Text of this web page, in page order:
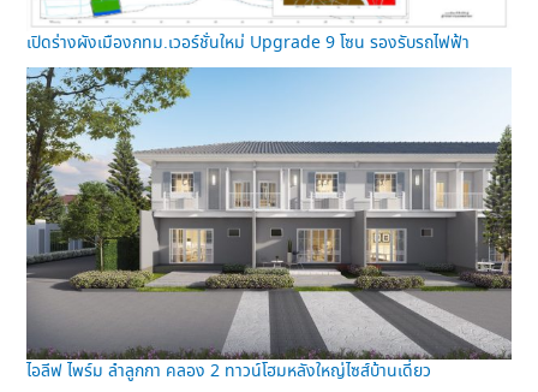
เปิดร่างผังเมืองกทม.เวอร์ชั่นใหม่ Upgrade 9 โซน รองรับรถไฟฟ้า
ไอลีฟ ไพร์ม ลำลูกกา คลอง 2 ทาวน์โฮมหลังใหญ่ไซส์บ้านเดี่ยว